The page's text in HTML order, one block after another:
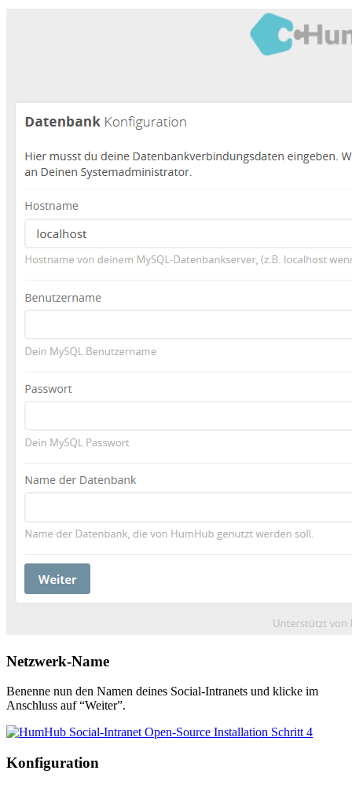
Netzwerk-Name
Benenne nun den Namen deines Social-Intranets und klicke im
Anschluss auf “Weiter”.
Konfiguration